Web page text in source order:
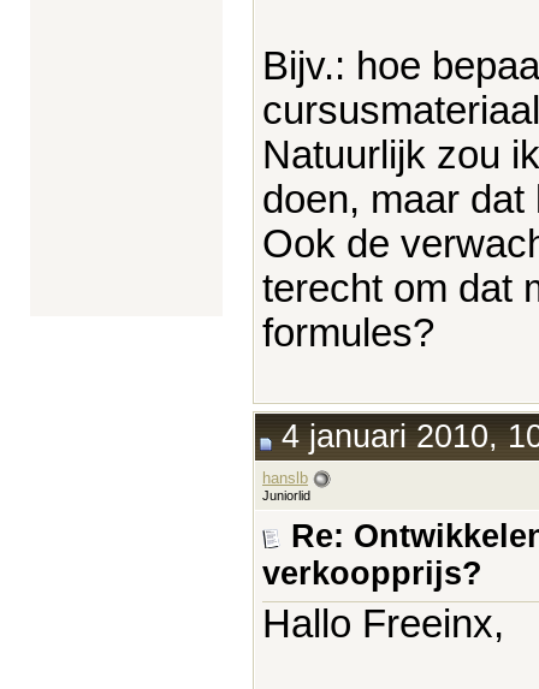
Bijv.: hoe
Natuurlijk zou
doen, maar
Ook de
terecht om dat
formules?
4 januari 2010,
hanslb
Juniorlid
Re:
verkoopprijs?
Hallo Freeinx,